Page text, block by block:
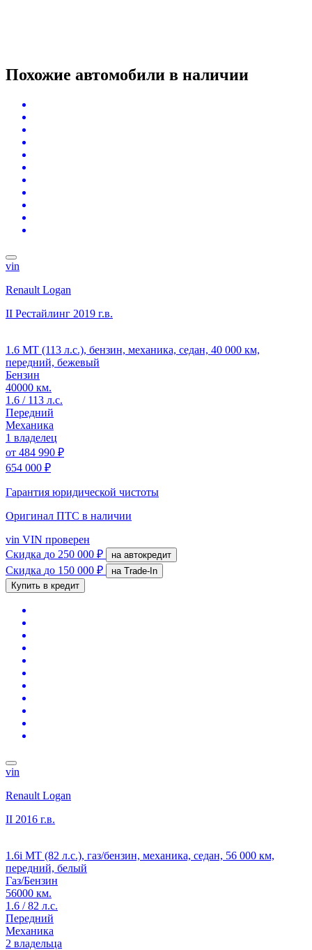
Похожие автомобили в наличии
vin
Renault Logan
II Рестайлинг 2019 г.в.
1.6 MT (113 л.с.), бензин, механика, седан, 40 000 км,
передний, бежевый
Бензин
40000 км.
1.6 / 113 л.с.
Передний
Механика
1 владелец
от 484 990 ₽
654 000 ₽
Гарантия юридической чистоты
Оригинал ПТС в наличии
vin VIN проверен
Скидка до 250 000 ₽ на автокредит
Скидка до 150 000 ₽
на Trade-In
Купить в кредит
vin
Renault Logan
II 2016 г.в.
1.6i MT (82 л.с.), газ/бензин, механика, седан, 56 000 км,
передний, белый
Газ/Бензин
56000 км.
1.6 / 82 л.с.
Передний
Механика
2 владельца